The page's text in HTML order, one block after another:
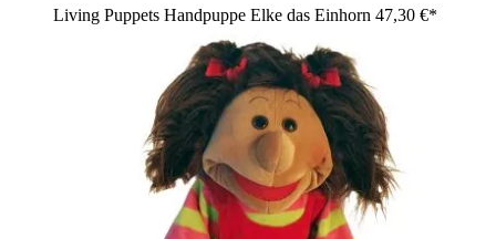
Living Puppets Handpuppe Elke das Einhorn 47,30 €*